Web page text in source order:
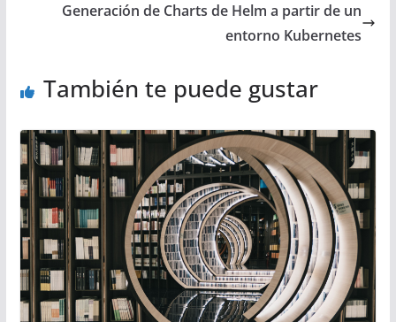
Generación de Charts de Helm a partir de un
entorno Kubernetes
También te puede gustar